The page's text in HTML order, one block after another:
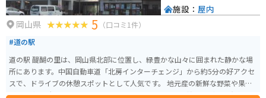
岡山県 5 （口コミ1件）
#道の駅
道の駅 醍醐の里は、岡山県北部に位置し、緑豊かな山々に囲まれた静かな場
所にあります。中国自動車道「北房インターチェンジ」から約5分の好アクセ
スで、ドライブの休憩スポットとして人気です。 地元産の新鮮な野菜や果物
が並ぶ直売所は、訪れる人々で賑わっています。特に、桃やぶどうは有名
施設： 屋内